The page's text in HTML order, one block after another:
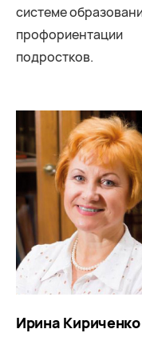
системе
профориентации
подростков.
Ирина Кириченко